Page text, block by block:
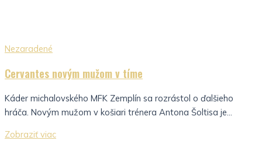
Nezaradené
Cervantes novým mužom v tíme
Káder michalovského MFK Zemplín sa rozrástol o ďalšieho
hráča. Novým mužom v košiari trénera Antona Šoltisa je...
Zobraziť viac